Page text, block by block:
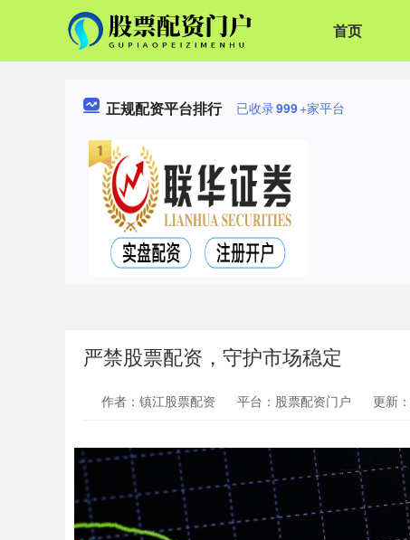
首页
正规配资平台排行 已收录999+家平台
严禁股票配资，守护市场稳定
作者：镇江股票配资 平台：股票配资门户 更新